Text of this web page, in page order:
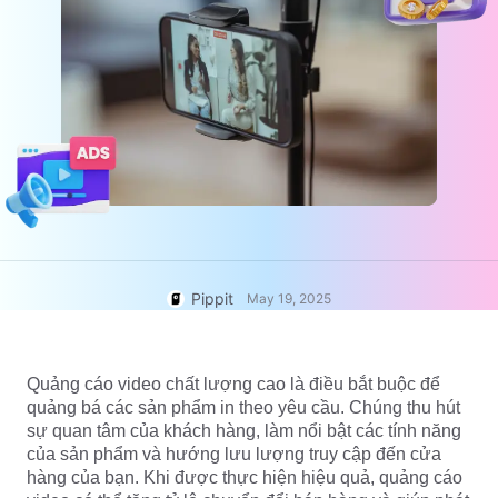
Chỉnh sửa ngay
Hình ảnh Sản phẩm AI
Shopify, TikTok Shop, Amazon và
Trung tâm Trợ giúp
Tài khoản Người dùng
Quản lý Tài sản
Xuất bản và Phân tích
Hình ảnh Sản phẩm
Giải pháp Video Một Nhấp
chuột
Chiến dịch
Gặp gỡ Pippit
7 Ý tưởng Áp phích Quảng cáo
Mẹo Kinh doanh
Áp phích Sản phẩm được Hỗ
trợ bởi AI
5 Loại Video Kinh doanh Hàng
đầu
Nền Sản phẩm được Tạo bởi
AI
Doanh số
Mẹo Mạng xã hội
Hướng dẫn Quảng cáo Video
TikTok
Cách Cắt Video YouTube
Cắt Video cho Instagram
Pippit May 19, 2025
Quảng cáo video chất lượng cao là điều bắt buộc để
quảng bá các sản phẩm in theo yêu cầu. Chúng thu hút
sự quan tâm của khách hàng, làm nổi bật các tính năng
của sản phẩm và hướng lưu lượng truy cập đến cửa
hàng của bạn. Khi được thực hiện hiệu quả, quảng cáo